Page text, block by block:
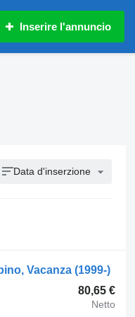
Inserire l'annuncio
Data d'inserzione
Vacanza (1999-)
80,65 €
Netto